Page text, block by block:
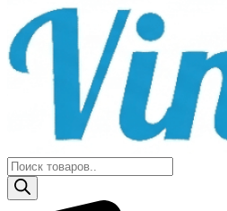
Поиск
товаров